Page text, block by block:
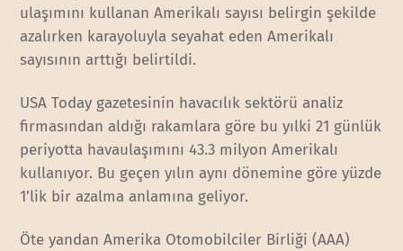
ulaşımını kullanan Amerikalı sayısı belirgin şekilde
azalırken karayoluyla seyahat eden Amerikalı
sayısının arttığı belirtildi.
USA Today gazetesinin havacılık sektörü analiz
firmasından aldığı rakamlara göre bu yılki 21 günlük
periyotta havaulaşımını 43.3 milyon Amerikalı
kullanıyor. Bu geçen yılın aynı dönemine göre yüzde
1’lik bir azalma anlamına geliyor.
Öte yandan Amerika Otomobilciler Birliği (AAA)